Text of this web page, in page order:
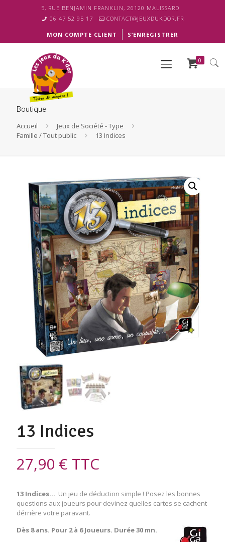
5, RUE BENJAMIN FRANKLIN, 26120 MALISSARD
06 47 52 95 17
CONTACT@JEUXDUKDOR.FR
MON COMPTE CLIENT S’ENREGISTRER
0
Boutique
Accueil
Jeux de Société - Type
Famille / Tout public
13 Indices
13 Indices
27,90 € TTC
13 Indices… Un jeu de déduction simple ! Posez les bonnes
questions aux joueurs pour devinez quelles cartes se cachent
dérrière votre paravant.
Dès 8 ans. Pour 2 à 6 Joueurs. Durée 30 mn.